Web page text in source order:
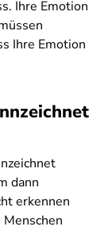
Ihre Emotion
Ihre Emotion
dann
erkennen